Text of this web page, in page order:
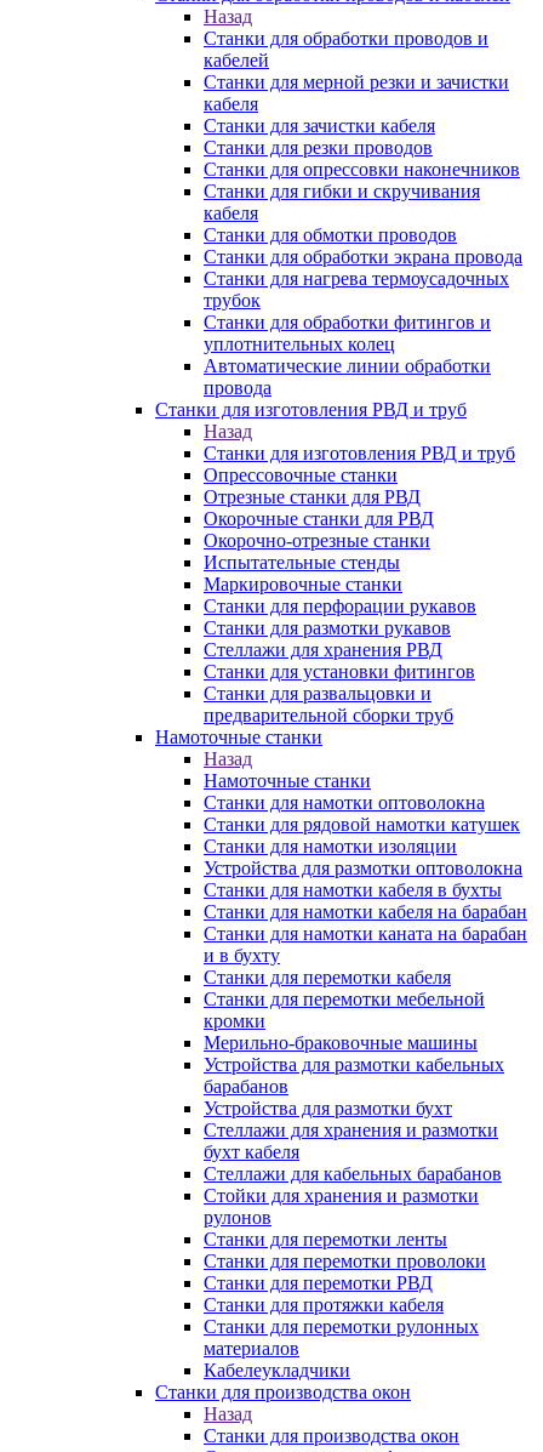
Назад
Станки для обработки проводов и
кабелей
Станки для мерной резки и зачистки
кабеля
Станки для зачистки кабеля
Станки для резки проводов
Станки для опрессовки наконечников
Станки для гибки и скручивания
кабеля
Станки для обмотки проводов
Станки для обработки экрана провода
Станки для нагрева термоусадочных
трубок
Станки для обработки фитингов и
уплотнительных колец
Автоматические линии обработки
провода
Станки для изготовления РВД и труб
Назад
Станки для изготовления РВД и труб
Опрессовочные станки
Отрезные станки для РВД
Окорочные станки для РВД
Окорочно-отрезные станки
Испытательные стенды
Маркировочные станки
Станки для перфорации рукавов
Станки для размотки рукавов
Стеллажи для хранения РВД
Станки для установки фитингов
Станки для развальцовки и
предварительной сборки труб
Намоточные станки
Назад
Намоточные станки
Станки для намотки оптоволокна
Станки для рядовой намотки катушек
Станки для намотки изоляции
Устройства для размотки оптоволокна
Станки для намотки кабеля в бухты
Станки для намотки кабеля на барабан
Станки для намотки каната на барабан
и в бухту
Станки для перемотки кабеля
Станки для перемотки мебельной
кромки
Мерильно-браковочные машины
Устройства для размотки кабельных
барабанов
Устройства для размотки бухт
Стеллажи для хранения и размотки
бухт кабеля
Стеллажи для кабельных барабанов
Стойки для хранения и размотки
рулонов
Станки для перемотки ленты
Станки для перемотки проволоки
Станки для перемотки РВД
Станки для протяжки кабеля
Станки для перемотки рулонных
материалов
Кабелеукладчики
Станки для производства окон
Назад
Станки для производства окон